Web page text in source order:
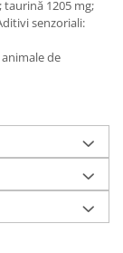
taurină 1205 mg;
senzoriali:
de